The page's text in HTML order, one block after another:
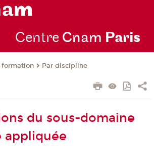
Centre Cnam Paris
formation Par discipline
du sous-domaine
appliquée